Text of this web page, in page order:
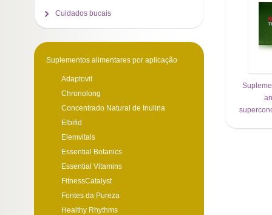
Cuidados bucais
Suplementos alimentares por aplicação
Adaptovit
Chronolong
Concentrado Natural de Inulina
Elbifid
Elemvitals
Essential Botanics
Essential Vitamins
FitnessCatalyst
Fontes da Pureza
Healthy Rhythms